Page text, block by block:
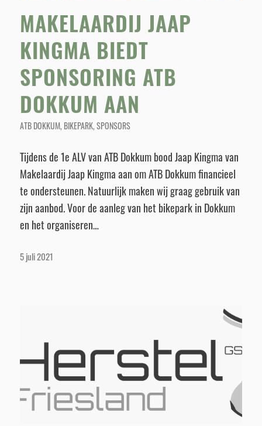
MAKELAARDIJ JAAP
KINGMA BIEDT
SPONSORING ATB
DOKKUM AAN
ATB DOKKUM, BIKEPARK,SPONSORS
Tijdens de 1e ALV van ATB Dokkum bood Jaap Kingma van
Makelaardij Jaap Kingma aan om ATB Dokkum financieel
te ondersteunen. Natuurlijk maken wij graag gebruik van
zijn aanbod. Voor de aanleg van het bikepark in Dokkum
en het organiseren…
5 juli 2021